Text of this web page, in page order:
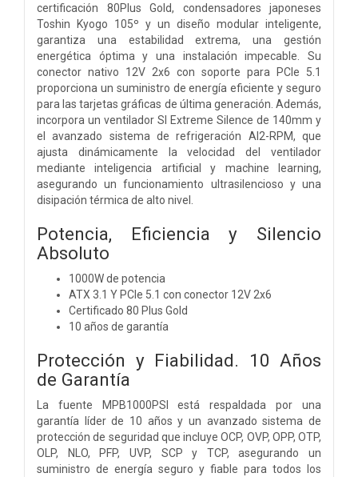
certificación 80Plus Gold, condensadores japoneses
Toshin Kyogo 105º y un diseño modular inteligente,
garantiza una estabilidad extrema, una gestión
energética óptima y una instalación impecable. Su
conector nativo 12V 2x6 con soporte para PCIe 5.1
proporciona un suministro de energía eficiente y seguro
para las tarjetas gráficas de última generación. Además,
incorpora un ventilador SI Extreme Silence de 140mm y
el avanzado sistema de refrigeración AI2-RPM, que
ajusta dinámicamente la velocidad del ventilador
mediante inteligencia artificial y machine learning,
asegurando un funcionamiento ultrasilencioso y una
disipación térmica de alto nivel.
Potencia, Eficiencia y Silencio
Absoluto
1000W de potencia
ATX 3.1 Y PCIe 5.1 con conector 12V 2x6
Certificado 80 Plus Gold
10 años de garantía
Protección y Fiabilidad. 10 Años
de Garantía
La fuente MPB1000PSI está respaldada por una
garantía líder de 10 años y un avanzado sistema de
protección de seguridad que incluye OCP, OVP, OPP, OTP,
OLP, NLO, PFP, UVP, SCP y TCP, asegurando un
suministro de energía seguro y fiable para todos los